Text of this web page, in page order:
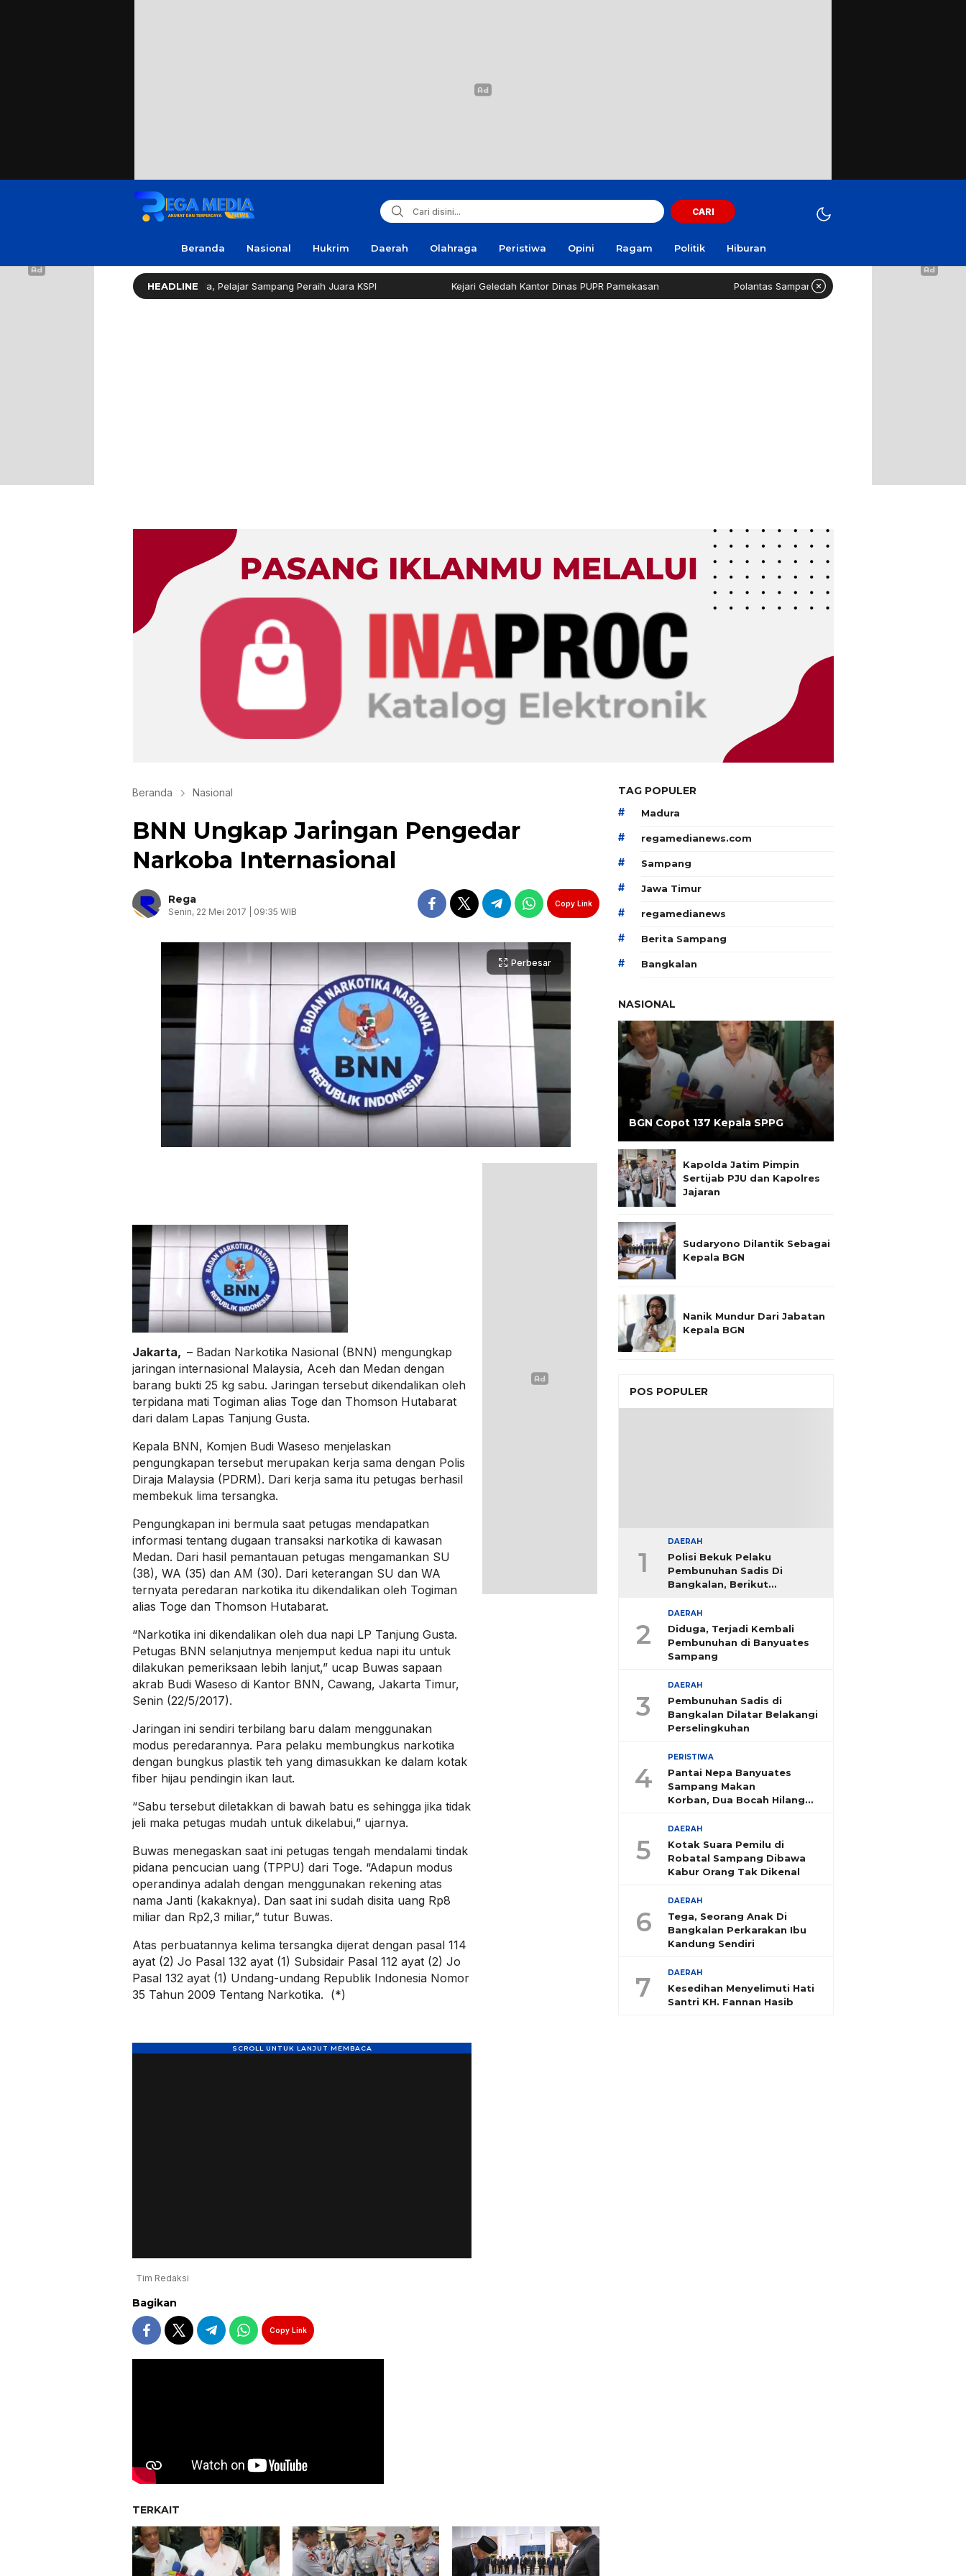
CARI
Beranda Nasional Hukrim Daerah Olahraga Peristiwa Opini Ragam Politik Hiburan
HEADLINE
Gerindra Apresiasi Amanda, Pelajar Sampang Peraih Juara KSPI Kejari Geledah Kantor Dinas PUPR Pamekasan Polantas Sampang Imbau Latihan Gerak Jalan Tak Gunakan
Beranda Nasional
BNN Ungkap Jaringan Pengedar
Narkoba Internasional
Rega
Senin, 22 Mei 2017 | 09:35 WIB
Copy Link
Perbesar
Jakarta, – Badan Narkotika Nasional (BNN) mengungkap
jaringan internasional Malaysia, Aceh dan Medan dengan
barang bukti 25 kg sabu. Jaringan tersebut dikendalikan oleh
terpidana mati Togiman alias Toge dan Thomson Hutabarat
dari dalam Lapas Tanjung Gusta.
Kepala BNN, Komjen Budi Waseso menjelaskan
pengungkapan tersebut merupakan kerja sama dengan Polis
Diraja Malaysia (PDRM). Dari kerja sama itu petugas berhasil
membekuk lima tersangka.
Pengungkapan ini bermula saat petugas mendapatkan
informasi tentang dugaan transaksi narkotika di kawasan
Medan. Dari hasil pemantauan petugas mengamankan SU
(38), WA (35) dan AM (30). Dari keterangan SU dan WA
ternyata peredaran narkotika itu dikendalikan oleh Togiman
alias Toge dan Thomson Hutabarat.
“Narkotika ini dikendalikan oleh dua napi LP Tanjung Gusta.
Petugas BNN selanjutnya menjemput kedua napi itu untuk
dilakukan pemeriksaan lebih lanjut,” ucap Buwas sapaan
akrab Budi Waseso di Kantor BNN, Cawang, Jakarta Timur,
Senin (22/5/2017).
Jaringan ini sendiri terbilang baru dalam menggunakan
modus peredarannya. Para pelaku membungkus narkotika
dengan bungkus plastik teh yang dimasukkan ke dalam kotak
fiber hijau pendingin ikan laut.
“Sabu tersebut diletakkan di bawah batu es sehingga jika tidak
jeli maka petugas mudah untuk dikelabui,” ujarnya.
Buwas menegaskan saat ini petugas tengah mendalami tindak
pidana pencucian uang (TPPU) dari Toge. “Adapun modus
operandinya adalah dengan menggunakan rekening atas
nama Janti (kakaknya). Dan saat ini sudah disita uang Rp8
miliar dan Rp2,3 miliar,” tutur Buwas.
Atas perbuatannya kelima tersangka dijerat dengan pasal 114
ayat (2) Jo Pasal 132 ayat (1) Subsidair Pasal 112 ayat (2) Jo
Pasal 132 ayat (1) Undang-undang Republik Indonesia Nomor
35 Tahun 2009 Tentang Narkotika. (*)
Tim Redaksi
Bagikan
Copy Link
TERKAIT
TAG POPULER
# Madura
# regamedianews.com
# Sampang
# Jawa Timur
# regamedianews
# Berita Sampang
# Bangkalan
NASIONAL
BGN Copot 137 Kepala SPPG
Kapolda Jatim Pimpin
Sertijab PJU dan Kapolres
Jajaran
Sudaryono Dilantik Sebagai
Kepala BGN
Nanik Mundur Dari Jabatan
Kepala BGN
POS POPULER
1
DAERAH
Polisi Bekuk Pelaku
Pembunuhan Sadis Di
Bangkalan, Berikut
2
DAERAH
Diduga, Terjadi Kembali
Pembunuhan di Banyuates
Sampang
3
DAERAH
Pembunuhan Sadis di
Bangkalan Dilatar Belakangi
Perselingkuhan
4
PERISTIWA
Pantai Nepa Banyuates
Sampang Makan
Korban, Dua Bocah Hilang
5
DAERAH
Kotak Suara Pemilu di
Robatal Sampang Dibawa
Kabur Orang Tak Dikenal
6
DAERAH
Tega, Seorang Anak Di
Bangkalan Perkarakan Ibu
Kandung Sendiri
7 DAERAH
Kesedihan Menyelimuti Hati
Santri KH. Fannan Hasib